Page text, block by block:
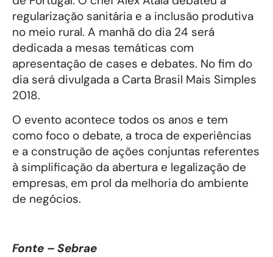
regularização sanitária e a inclusão produtiva
no meio rural. A manhã do dia 24 será
dedicada a mesas temáticas com
apresentação de cases e debates. No fim do
dia será divulgada a Carta Brasil Mais Simples
2018.
O evento acontece todos os anos e tem
como foco o debate, a troca de experiências
e a construção de ações conjuntas referentes
à simplificação da abertura e legalização de
empresas, em prol da melhoria do ambiente
de negócios.
Fonte – Sebrae